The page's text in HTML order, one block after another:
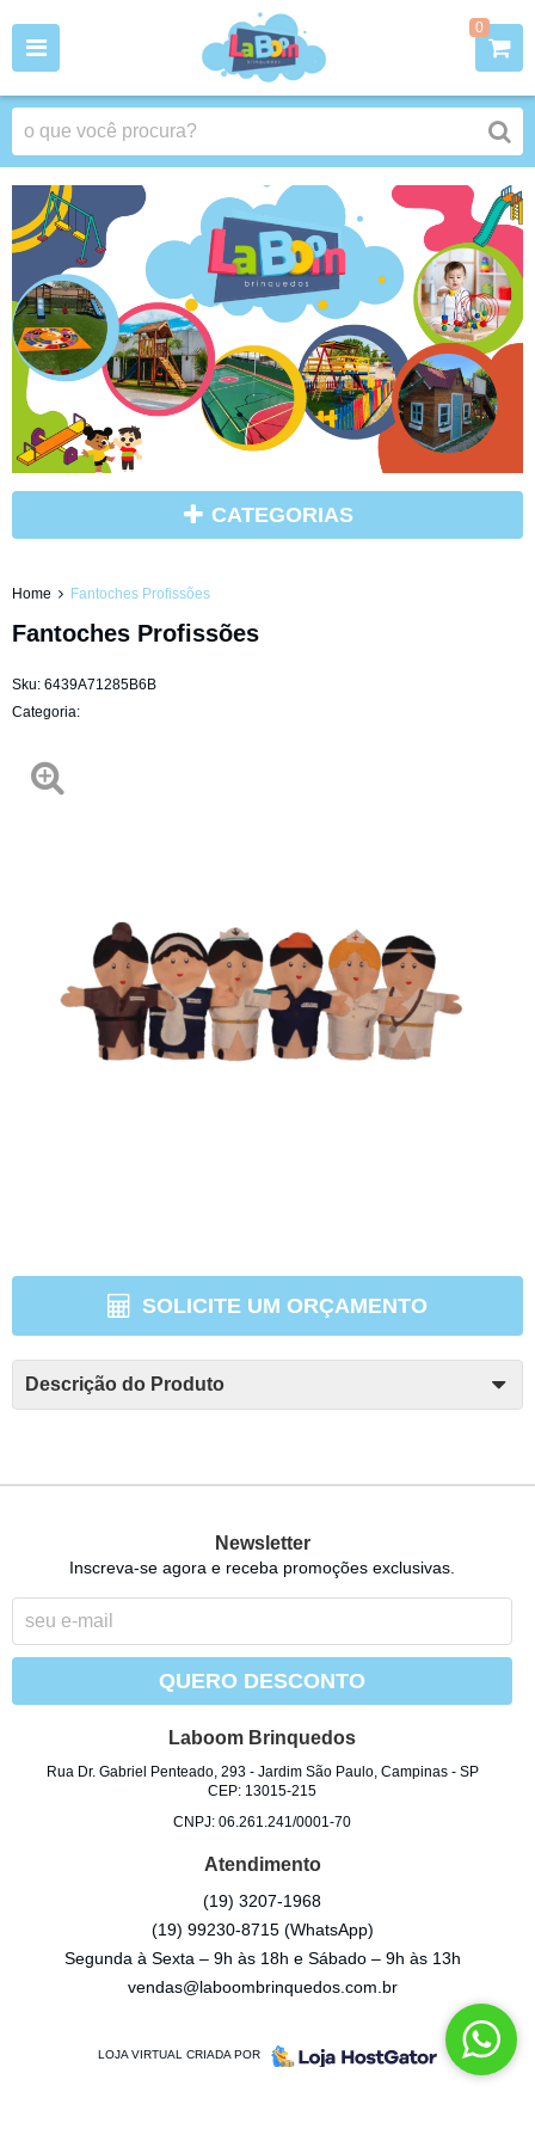
0
CATEGORIAS
Home Fantoches Profissões
Fantoches Profissões
Sku: 6439A71285B6B
Categoria:
SOLICITE UM ORÇAMENTO
Descrição do Produto
Newsletter
Inscreva-se agora e receba promoções exclusivas.
QUERO DESCONTO
Laboom Brinquedos
Rua Dr. Gabriel Penteado, 293- Jardim São Paulo, Campinas- SP
CEP: 13015-215
CNPJ: 06.261.241/0001-70
Atendimento
(19) 3207-1968
(19) 99230-8715 (WhatsApp)
Segunda à Sexta – 9h às 18h e Sábado – 9h às 13h
vendas@laboombrinquedos.com.br
LOJA VIRTUAL CRIADA POR